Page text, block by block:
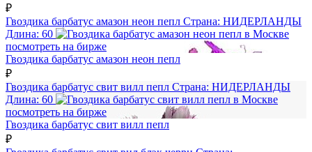
₽
Гвоздика барбатус амазон неон пепл Страна: НИДЕРЛАНДЫ
Длина: 60
посмотреть на бирже
Гвоздика барбатус амазон неон пепл
₽
Гвоздика барбатус свит вилл пепл Страна: НИДЕРЛАНДЫ
Длина: 60
посмотреть на бирже
Гвоздика барбатус свит вилл пепл
₽